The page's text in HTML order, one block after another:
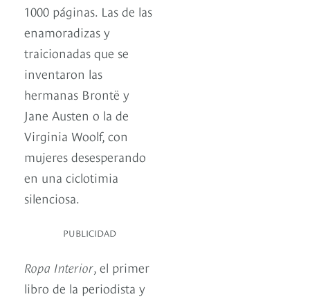
1000 páginas. Las de las
enamoradizas y
traicionadas que se
inventaron las
hermanas Brontë y
Jane Austen o la de
Virginia Woolf, con
mujeres desesperando
en una ciclotimia
silenciosa.
PUBLICIDAD
Ropa Interior, el primer
libro de la periodista y